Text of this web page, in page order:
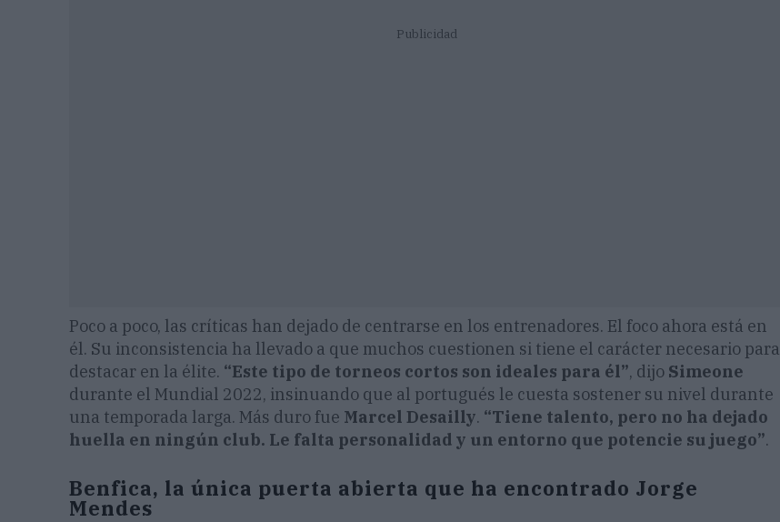
Publicidad
Poco a poco, las críticas han dejado de centrarse en los entrenadores. El foco ahora está en
él. Su inconsistencia ha llevado a que muchos cuestionen si tiene el carácter necesario para
destacar en la élite. “Este tipo de torneos cortos son ideales para él”, dijo Simeone
durante el Mundial 2022, insinuando que al portugués le cuesta sostener su nivel durante
una temporada larga. Más duro fue Marcel Desailly. “Tiene talento, pero no ha dejado
huella en ningún club. Le falta personalidad y un entorno que potencie su juego”.
Benfica, la única puerta abierta que ha encontrado Jorge
Mendes